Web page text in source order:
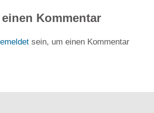
Kommentar
sein, um einen Kommentar